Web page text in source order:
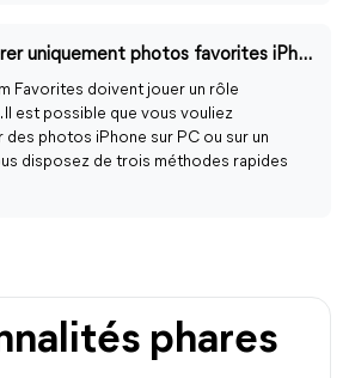
Comment transférer uniquement photos favorites iPhone vers PC ?
Favorites doivent jouer un rôle
Il est possible que vous vouliez
photos iPhone sur PC ou sur un
disposez de trois méthodes rapides
phares